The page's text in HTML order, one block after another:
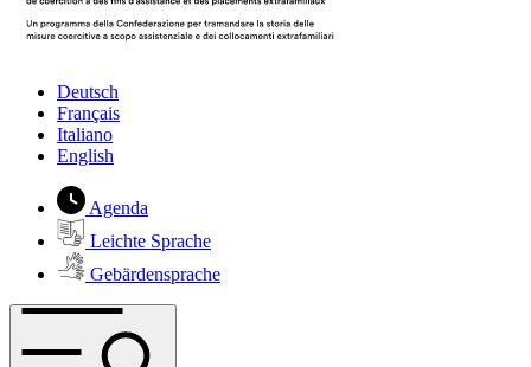
Deutsch
Français
Italiano
English
Agenda
Leichte Sprache
Gebärdensprache